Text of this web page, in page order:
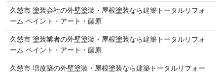
久慈市 塗装会社の外壁塗装・屋根塗装なら建築トータルリフォ
ーム ペイント・アート・藤原
久慈市 塗装業者の外壁塗装・屋根塗装なら建築トータルリフォ
ーム ペイント・アート・藤原
久慈市 増改築の外壁塗装・屋根塗装なら建築トータルリフォー